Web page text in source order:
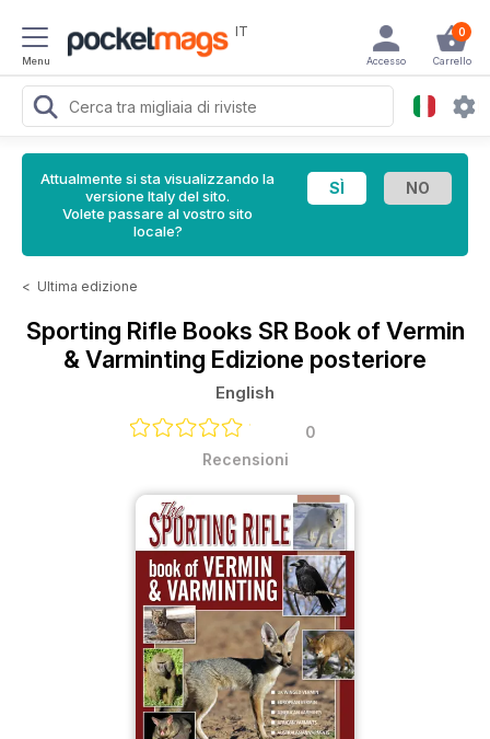
Menu
IT 0
Carrello
Accesso
Attualmente si sta visualizzando la
versione Italy del sito.
Volete passare al vostro sito
locale?
< Ultima edizione
Sporting Rifle Books SR Book of Vermin
& Varminting Edizione posteriore
English
0
Recensioni